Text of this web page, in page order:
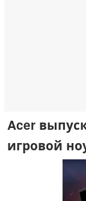
Acer
игровой